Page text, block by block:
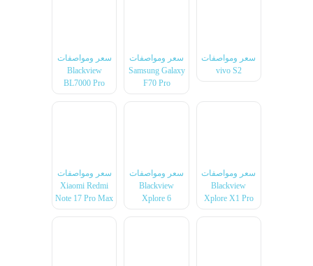
سعر ومواصفات
vivo S2
سعر ومواصفات
Samsung Galaxy
F70 Pro
سعر ومواصفات
Blackview
BL7000 Pro
سعر ومواصفات
Blackview
Xplore X1 Pro
سعر ومواصفات
Blackview
Xplore 6
سعر ومواصفات
Xiaomi Redmi
Note 17 Pro Max